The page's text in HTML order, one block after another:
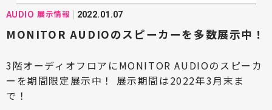
#NAGAOKA(ナガオカ) #NASPEC(ナスペック)
#Ninonyno2(ニーノニーノニ)
#Pioneer(パイオニア) #Paradigm(パラダイム)
#PIEGA(ピエガ)
AUDIO 展示情報 2022.01.07
MONITOR AUDIOのスピーカーを多数展示中！
3階オーディオフロアにMONITOR AUDIOのスピーカ
ーを期間限定展示中！ 展示期間は2022年3月末ま
で！